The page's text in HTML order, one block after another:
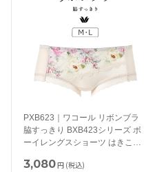
PXB623｜ワコール リボンブラ
脇すっきり BXB423シリーズ ボ
ーイレングスショーツ はきこみ
3,080円 (税込)